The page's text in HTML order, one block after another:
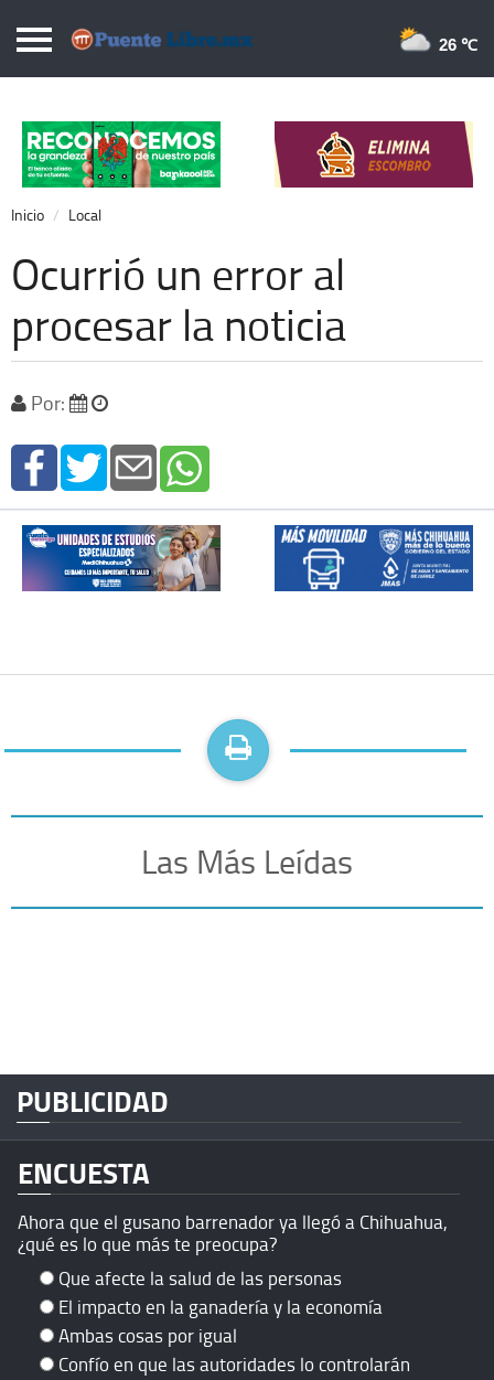
Puentelibre.mx
Local
Nacional
Opinión
Cronos
Economía
Espectáculos
Deportes
Extra +
26 ℃
Inicio Local
Ocurrió un error al
procesar la noticia
Por:
Las Más Leídas
PUBLICIDAD
ENCUESTA
Ahora que el gusano barrenador ya llegó a Chihuahua,
¿qué es lo que más te preocupa?
Que afecte la salud de las personas
El impacto en la ganadería y la economía
Ambas cosas por igual
Confío en que las autoridades lo controlarán